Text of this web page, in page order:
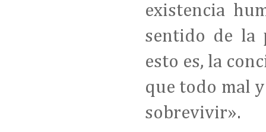
existencia
sentido de la
esto es, la
que todo mal
sobrevivir».